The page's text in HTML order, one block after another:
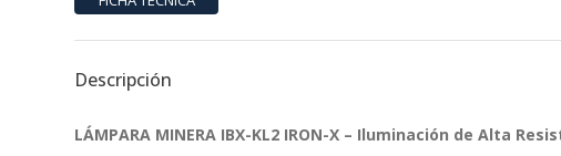
Descripción
LÁMPARA MINERA IBX-KL2 IRON-X – Iluminación de Alta